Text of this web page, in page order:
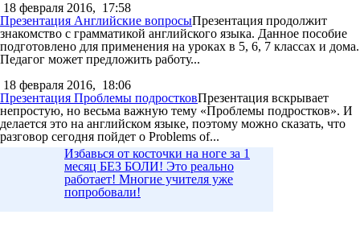
18 февраля 2016, 17:58
Презентация Английские вопросыПрезентация продолжит
знакомство с грамматикой английского языка. Данное пособие
подготовлено для применения на уроках в 5, 6, 7 классах и дома.
Педагог может предложить работу...
18 февраля 2016, 18:06
Презентация Проблемы подростковПрезентация вскрывает
непростую, но весьма важную тему «Проблемы подростков». И
делается это на английском языке, поэтому можно сказать, что
разговор сегодня пойдет о Problems of...
Избавься от косточки на ноге за 1
месяц БЕЗ БОЛИ! Это реально
работает! Многие учителя уже
попробовали!